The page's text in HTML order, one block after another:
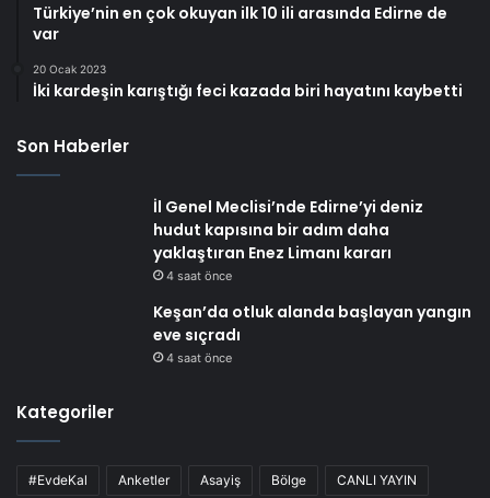
Türkiye’nin en çok okuyan ilk 10 ili arasında Edirne de
var
20 Ocak 2023
İki kardeşin karıştığı feci kazada biri hayatını kaybetti
Son Haberler
İl Genel Meclisi’nde Edirne’yi deniz
hudut kapısına bir adım daha
yaklaştıran Enez Limanı kararı
4 saat önce
Keşan’da otluk alanda başlayan yangın
eve sıçradı
4 saat önce
Kategoriler
#EvdeKal Anketler Asayiş Bölge CANLI YAYIN